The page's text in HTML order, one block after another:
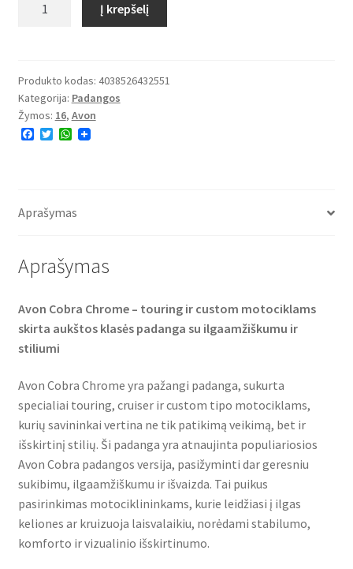
B
16
74H
TL
(galinė)
Į krepšelį
Produkto kodas: 4038526432551
Kategorija: Padangos
Žymos: 16, Avon
F
o
T
r
W
p
Aprašymas
Aprašymas
Avon Cobra Chrome – touring ir custom motociklams
skirta aukštos klasės padanga su ilgaamžiškumu ir
stiliumi
Avon Cobra Chrome yra pažangi padanga, sukurta
specialiai touring, cruiser ir custom tipo motociklams,
kurių savininkai vertina ne tik patikimą veikimą, bet ir
išskirtinį stilių. Ši padanga yra atnaujinta populiariosios
Avon Cobra padangos versija, pasižyminti dar geresniu
sukibimu, ilgaamžiškumu ir išvaizda. Tai puikus
pasirinkimas motociklininkams, kurie leidžiasi į ilgas
keliones ar kruizuoja laisvalaikiu, norėdami stabilumo,
komforto ir vizualinio išskirtinumo.